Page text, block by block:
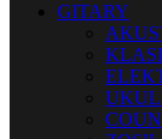
GITARY